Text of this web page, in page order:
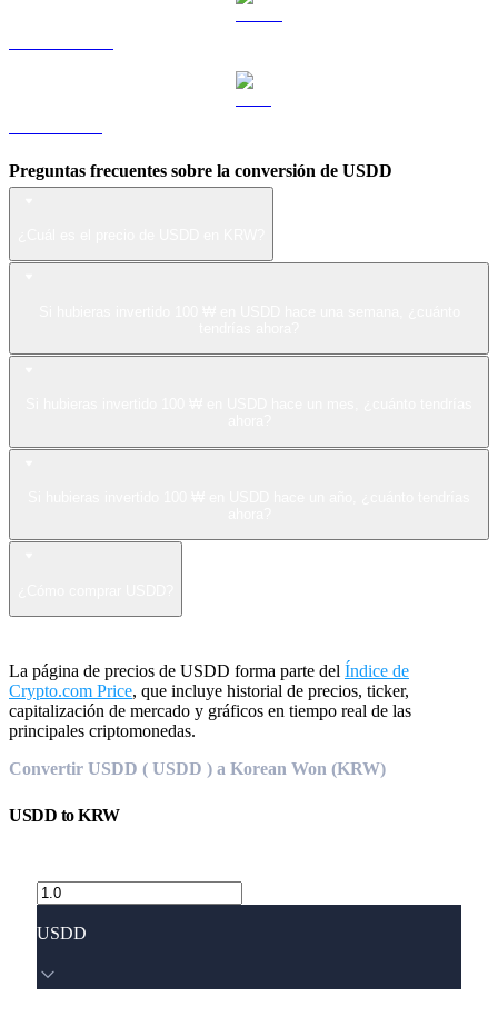
Preguntas frecuentes sobre la conversión de USDD
La página de precios de USDD forma parte del Índice de
Crypto.com Price, que incluye historial de precios, ticker,
capitalización de mercado y gráficos en tiempo real de las
principales criptomonedas.
Convertir USDD ( USDD ) a Korean Won (KRW)
USDD toKRW
USDD